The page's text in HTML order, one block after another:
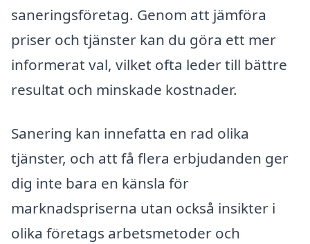
saneringsföretag. Genom att jämföra
priser och tjänster kan du göra ett mer
informerat val, vilket ofta leder till bättre
resultat och minskade kostnader.
Sanering kan innefatta en rad olika
tjänster, och att få flera erbjudanden ger
dig inte bara en känsla för
marknadspriserna utan också insikter i
olika företags arbetsmetoder och